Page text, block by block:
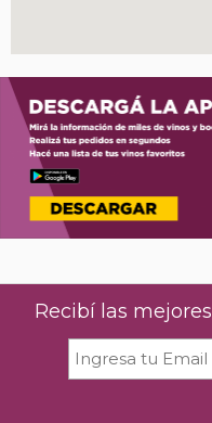
Recibí las